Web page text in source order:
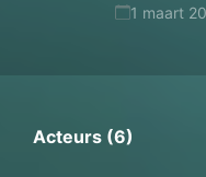
1 maart
Acteurs (6)